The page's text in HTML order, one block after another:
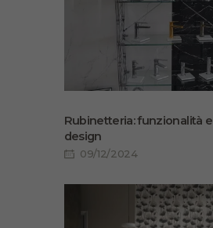
Rubinetteria: funzionalità e
design
09/12/2024